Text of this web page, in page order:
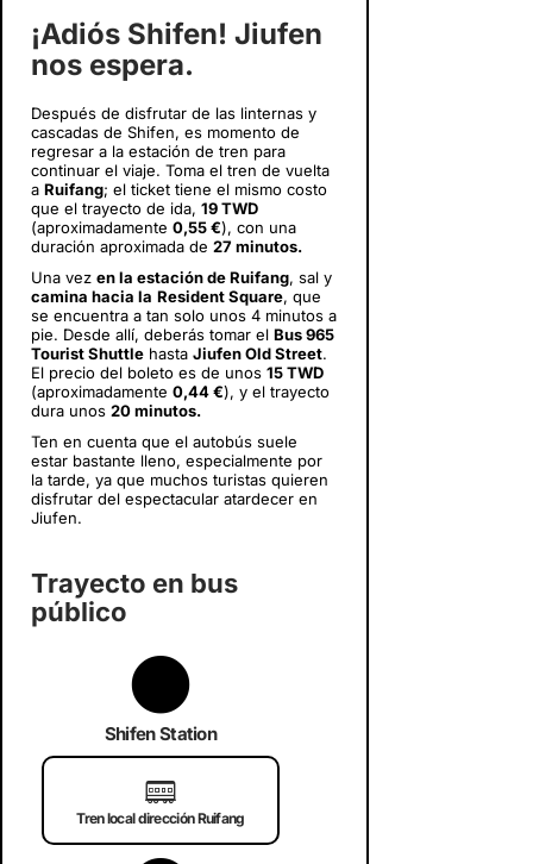
¡Adiós Shifen! Jiufen
nos espera.
Después de disfrutar de las linternas y
cascadas de Shifen, es momento de
regresar a la estación de tren para
continuar el viaje. Toma el tren de vuelta
a Ruifang; el ticket tiene el mismo costo
que el trayecto de ida, 19 TWD
(aproximadamente 0,55 €), con una
duración aproximada de 27 minutos.
Una vez en la estación de Ruifang, sal y
camina hacia la Resident Square, que
se encuentra a tan solo unos 4 minutos a
pie. Desde allí, deberás tomar el Bus 965
Tourist Shuttle hasta Jiufen Old Street.
El precio del boleto es de unos 15 TWD
(aproximadamente 0,44 €), y el trayecto
dura unos 20 minutos.
Ten en cuenta que el autobús suele
estar bastante lleno, especialmente por
la tarde, ya que muchos turistas quieren
disfrutar del espectacular atardecer en
Jiufen.
Trayecto en bus
público
Shifen Station
🚃
Tren local dirección Ruifang